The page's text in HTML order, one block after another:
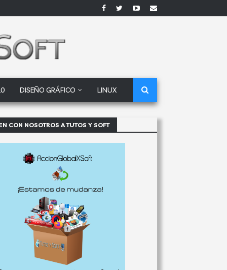
DISEÑO GRÁFICO LINUX
CON NOSOTROS A TUTOS Y SOFT